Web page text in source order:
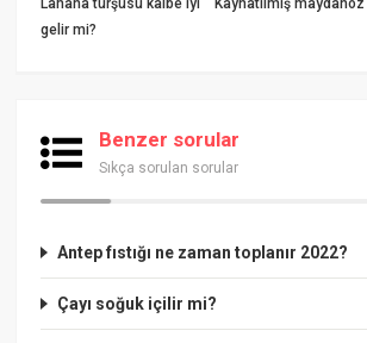
gelir mi?
Benzer sorular
Sıkça sorulan sorular
Antep fıstığı ne zaman toplanır 2022?
Çayı soğuk içilir mi?